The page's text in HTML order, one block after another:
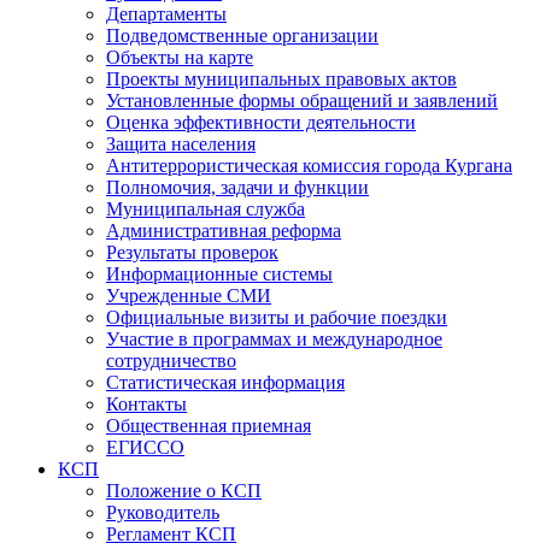
Департаменты
Подведомственные организации
Объекты на карте
Проекты муниципальных правовых актов
Установленные формы обращений и заявлений
Оценка эффективности деятельности
Защита населения
Антитеррористическая комиссия города Кургана
Полномочия, задачи и функции
Муниципальная служба
Административная реформа
Результаты проверок
Информационные системы
Учрежденные СМИ
Официальные визиты и рабочие поездки
Участие в программах и международное
сотрудничество
Статистическая информация
Контакты
Общественная приемная
ЕГИССО
КСП
Положение о КСП
Руководитель
Регламент КСП